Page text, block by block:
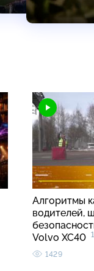
Алгоритмы
водителей,
Volvo XC40
1429